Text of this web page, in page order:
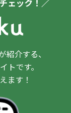
ェック！／
介する、
トです。
ます！